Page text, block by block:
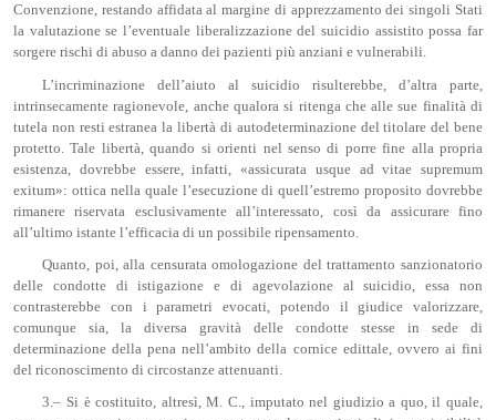
Convenzione, restando affidata al margine di apprezzamento dei singoli Stati
la valutazione se l’eventuale liberalizzazione del suicidio assistito possa far
sorgere rischi di abuso a danno dei pazienti più anziani e vulnerabili.
L’incriminazione dell’aiuto al suicidio risulterebbe, d’altra parte,
intrinsecamente ragionevole, anche qualora si ritenga che alle sue finalità di
tutela non resti estranea la libertà di autodeterminazione del titolare del bene
protetto. Tale libertà, quando si orienti nel senso di porre fine alla propria
esistenza, dovrebbe essere, infatti, «assicurata usque ad vitae supremum
exitum»: ottica nella quale l’esecuzione di quell’estremo proposito dovrebbe
rimanere riservata esclusivamente all’interessato, così da assicurare fino
all’ultimo istante l’efficacia di un possibile ripensamento.
Quanto, poi, alla censurata omologazione del trattamento sanzionatorio
delle condotte di istigazione e di agevolazione al suicidio, essa non
contrasterebbe con i parametri evocati, potendo il giudice valorizzare,
comunque sia, la diversa gravità delle condotte stesse in sede di
determinazione della pena nell’ambito della cornice edittale, ovvero ai fini
del riconoscimento di circostanze attenuanti.
3.– Si è costituito, altresì, M. C., imputato nel giudizio a quo, il quale,